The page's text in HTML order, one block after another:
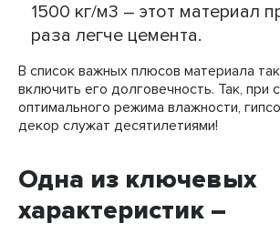
1500 кг/м3 – этот материал
раза легче цемента.
В список важных плюсов материала
включить его долговечность. Так, при
оптимального режима влажности,
декор служат десятилетиями!
Одна из ключевых
характеристик –